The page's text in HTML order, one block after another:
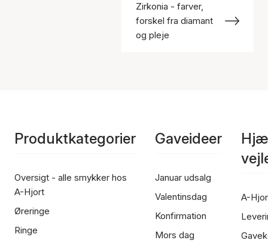
Zirkonia - farver,
forskel fra diamant
og pleje
Produktkategorier
Oversigt - alle smykker hos
A-Hjort
Øreringe
Ringe
Gaveideer
Januar udsalg
Valentinsdag
Konfirmation
Mors dag
A-